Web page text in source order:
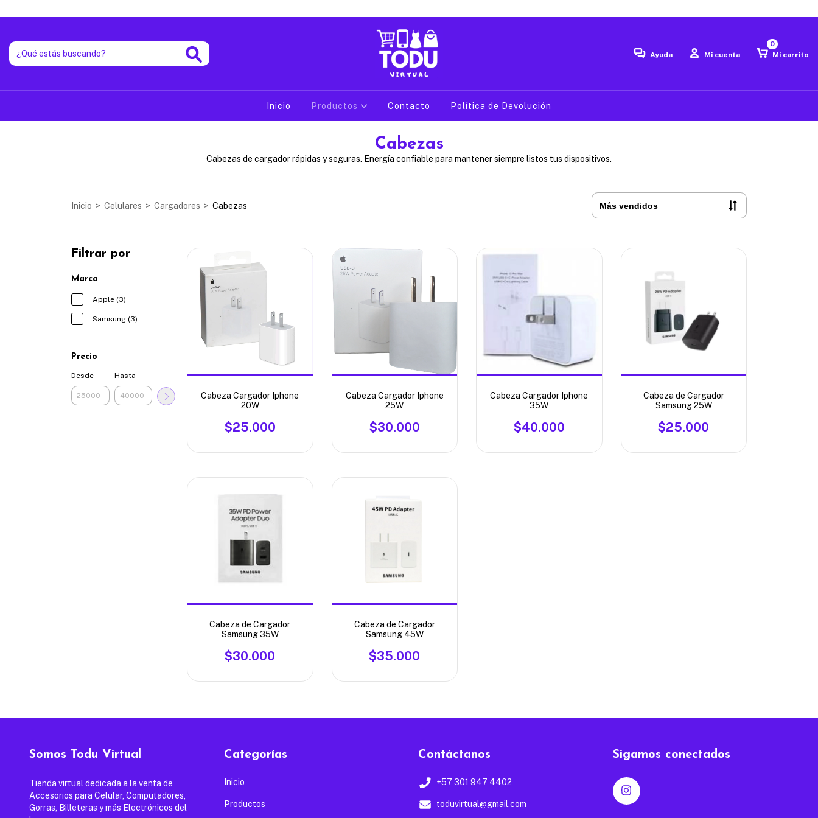
Ayuda Mi cuenta Mi carrito
0
Inicio Productos Contacto Política de Devolución
Cabezas
Cabezas de cargador rápidas y seguras. Energía confiable para mantener siempre listos tus dispositivos.
Inicio > Celulares > Cargadores > Cabezas
Filtrar por
Marca
Apple (3)
Samsung (3)
Precio
Desde Hasta
Cabeza Cargador Iphone
20W
$25.000
Cabeza Cargador Iphone
25W
$30.000
Cabeza Cargador Iphone
35W
$40.000
Cabeza de Cargador
Samsung 25W
$25.000
Cabeza de Cargador
Samsung 35W
$30.000
Cabeza de Cargador
Samsung 45W
$35.000
Somos Todu Virtual
Tienda virtual dedicada a la venta de
Accesorios para Celular, Computadores,
Gorras, Billeteras y más Electrónicos del
Categorías
Inicio
Productos
Contáctanos
+57 301 947 4402
toduvirtual@gmail.com
Sigamos conectados